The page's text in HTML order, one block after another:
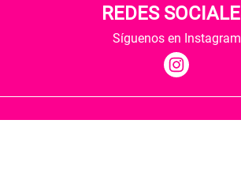
REDES
Síguenos en Instagram